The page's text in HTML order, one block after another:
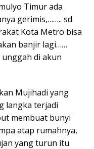
Timur ada
gerimis,…….. sd
Kota Metro bisa
banjir lagi……
unggah di akun
Mujihadi yang
langka terjadi
membuat bunyi
atap rumahnya,
yang turun itu